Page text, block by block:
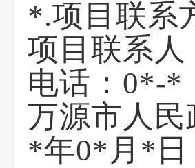
*.项目联系
项目联系人
电话： 0*-*
万源市人
*年0*月*日